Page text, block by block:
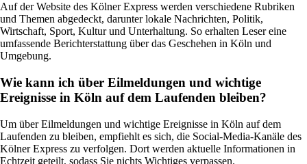
Auf der Website des Kölner Express werden verschiedene Rubriken
und Themen abgedeckt, darunter lokale Nachrichten, Politik,
Wirtschaft, Sport, Kultur und Unterhaltung. So erhalten Leser eine
umfassende Berichterstattung über das Geschehen in Köln und
Umgebung.
Wie kann ich über Eilmeldungen und wichtige
Ereignisse in Köln auf dem Laufenden bleiben?
Um über Eilmeldungen und wichtige Ereignisse in Köln auf dem
Laufenden zu bleiben, empfiehlt es sich, die Social-Media-Kanäle des
Kölner Express zu verfolgen. Dort werden aktuelle Informationen in
Echtzeit geteilt, sodass Sie nichts Wichtiges verpassen.